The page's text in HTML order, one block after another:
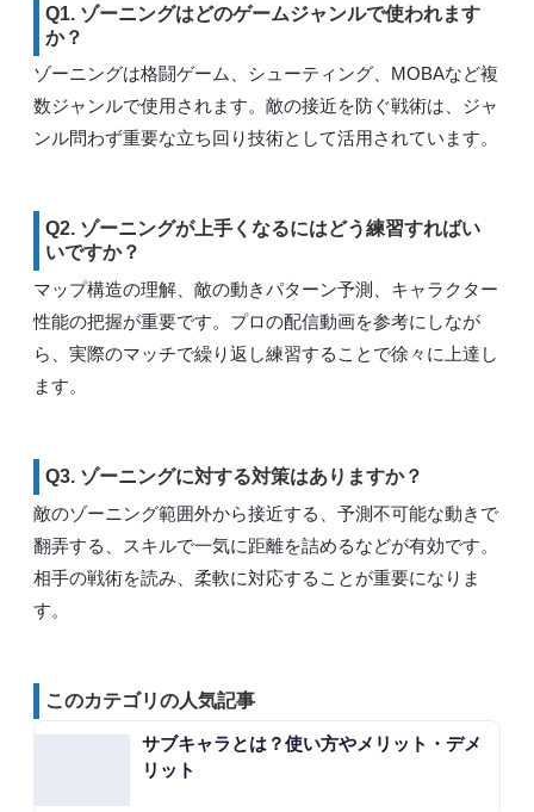
Q1. ゾーニングはどのゲームジャンルで使われます
か？
ゾーニングは格闘ゲーム、シューティング、MOBAなど複
数ジャンルで使用されます。敵の接近を防ぐ戦術は、ジャ
ンル問わず重要な立ち回り技術として活用されています。
Q2. ゾーニングが上手くなるにはどう練習すればい
いですか？
マップ構造の理解、敵の動きパターン予測、キャラクター
性能の把握が重要です。プロの配信動画を参考にしなが
ら、実際のマッチで繰り返し練習することで徐々に上達し
ます。
Q3. ゾーニングに対する対策はありますか？
敵のゾーニング範囲外から接近する、予測不可能な動きで
翻弄する、スキルで一気に距離を詰めるなどが有効です。
相手の戦術を読み、柔軟に対応することが重要になりま
す。
このカテゴリの人気記事
サブキャラとは？使い方やメリット・デメ
リット